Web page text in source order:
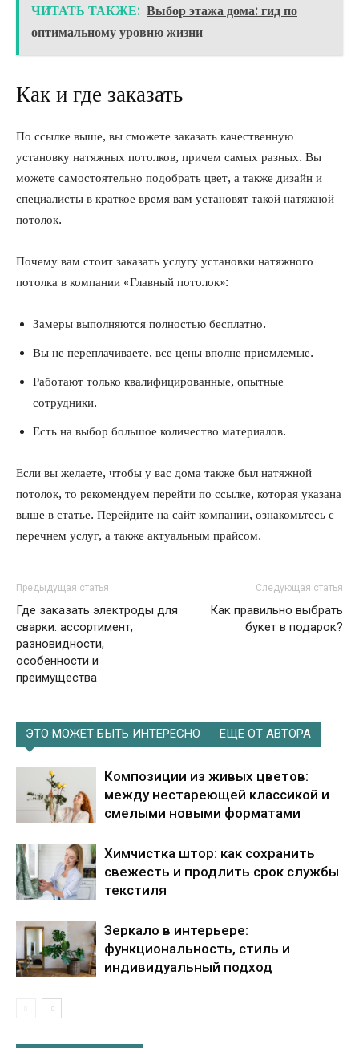
ЧИТАТЬ ТАКЖЕ: Выбор этажа дома: гид по
оптимальному уровню жизни
Как и где заказать
По ссылке выше, вы сможете заказать качественную
установку натяжных потолков, причем самых разных. Вы
можете самостоятельно подобрать цвет, а также дизайн и
специалисты в краткое время вам установят такой натяжной
потолок.
Почему вам стоит заказать услугу установки натяжного
потолка в компании «Главный потолок»:
Замеры выполняются полностью бесплатно.
Вы не переплачиваете, все цены вполне приемлемые.
Работают только квалифицированные, опытные
сотрудники.
Есть на выбор большое количество материалов.
Если вы желаете, чтобы у вас дома также был натяжной
потолок, то рекомендуем перейти по ссылке, которая указана
выше в статье. Перейдите на сайт компании, ознакомьтесь с
перечнем услуг, а также актуальным прайсом.
Предыдущая статья
Где заказать электроды для
сварки: ассортимент,
разновидности,
особенности и
преимущества
Следующая статья
Как правильно выбрать
букет в подарок?
ЭТО МОЖЕТ БЫТЬ ИНТЕРЕСНО ЕЩЕ ОТ АВТОРА
Композиции из живых цветов:
между нестареющей классикой и
смелыми новыми форматами
Химчистка штор: как сохранить
свежесть и продлить срок службы
текстиля
Зеркало в интерьере:
функциональность, стиль и
индивидуальный подход